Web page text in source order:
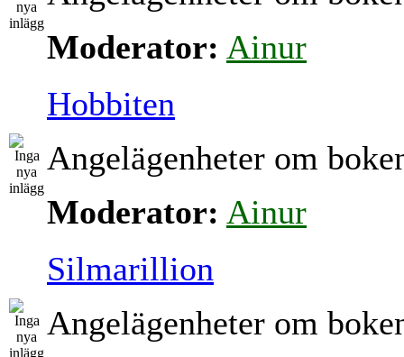
Moderator: Ainur
Hobbiten
Angelägenheter om
Moderator: Ainur
Silmarillion
Angelägenheter om